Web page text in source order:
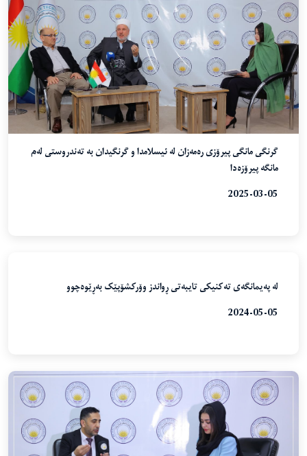
گرنگی مانگی پیرۆزی رەمەزان لە ئیسلامدا و گرنگیدان بە تەندروستی لەم
مانگە پیرۆزەدا
2025-03-05
لە پەیمانگەی تەکنیکی تایبەتی ڕواندز وۆرکشۆپێک بەڕێوەچوو
2024-05-05